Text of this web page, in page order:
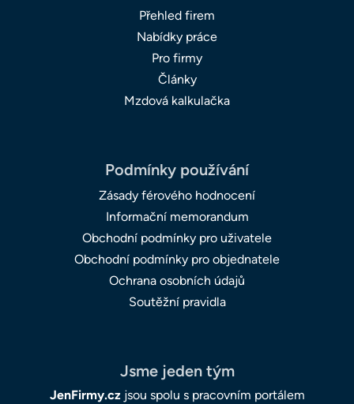
Přehled firem
Nabídky práce
Pro firmy
Články
Mzdová kalkulačka
Podmínky používání
Zásady férového hodnocení
Informační memorandum
Obchodní podmínky pro uživatele
Obchodní podmínky pro objednatele
Ochrana osobních údajů
Soutěžní pravidla
Jsme jeden tým
JenFirmy.czjsou spolu s pracovním portálem